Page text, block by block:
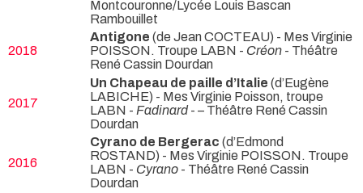
Montcouronne/Lycée Louis Bascan
Rambouillet
2018
Antigone (de Jean COCTEAU) - Mes Virginie
POISSON. Troupe LABN - Créon - Théâtre
René Cassin Dourdan
2017
Un Chapeau de paille d’Italie (d’Eugène
LABICHE) - Mes Virginie Poisson, troupe
LABN - Fadinard- – Théâtre René Cassin
Dourdan
2016
Cyrano de Bergerac (d’Edmond
ROSTAND) - Mes Virginie POISSON. Troupe
LABN - Cyrano - Théâtre René Cassin
Dourdan